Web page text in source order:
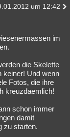
um 12:42
im
die Skelette
keiner! Und wenn
Fotos, die ihre
kreuzdaemlich!
schon immer
damit
zu starten.